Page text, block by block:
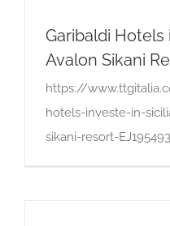
Garibaldi Hotels
Avalon Sikani
https://
hotels-investe-in-
sikani-resort-